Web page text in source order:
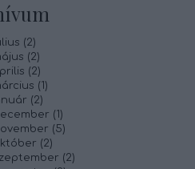
(2)
(2)
(2)
(1 )
(2)
(1 )
(5)
(2)
(2)